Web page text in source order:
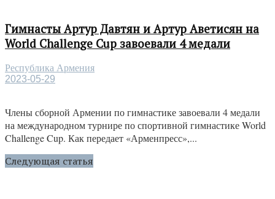
Гимнасты Артур Давтян и Артур Аветисян на
World Challenge Cup завоевали 4 медали
Республика Армения
2023-05-29
Члены сборной Армении по гимнастике завоевали 4 медали
на международном турнире по спортивной гимнастике World
Challenge Cup. Как передает «Арменпресс»,...
Следующая статья